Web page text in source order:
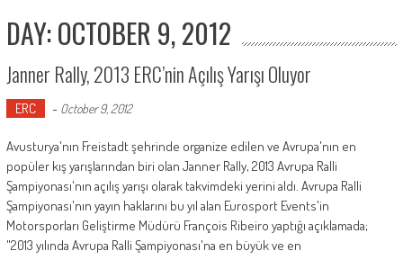
DAY: OCTOBER 9, 2012
Janner Rally, 2013 ERC’nin Açılış Yarışı Oluyor
ERC - October 9, 2012
Avusturya'nın Freistadt şehrinde organize edilen ve Avrupa'nın en
popüler kış yarışlarından biri olan Janner Rally, 2013 Avrupa Ralli
Şampiyonası'nın açılış yarışı olarak takvimdeki yerini aldı. Avrupa Ralli
Şampiyonası'nın yayın haklarını bu yıl alan Eurosport Events'in
Motorsporları Geliştirme Müdürü François Ribeiro yaptığı açıklamada;
"2013 yılında Avrupa Ralli Şampiyonası'na en büyük ve en